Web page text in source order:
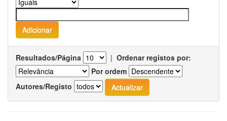
Resultados/Página | Ordenar registos por:
Por ordem
Autores/Registo